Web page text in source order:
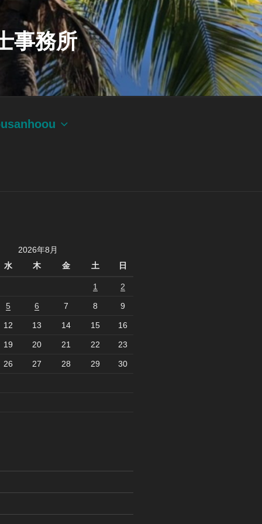
事務所
2026年8月
水
木 金 土 日
1 2
5 6 7 8 9
12 13 14 15 16
19 20 21 22 23
26 27 28 29 30